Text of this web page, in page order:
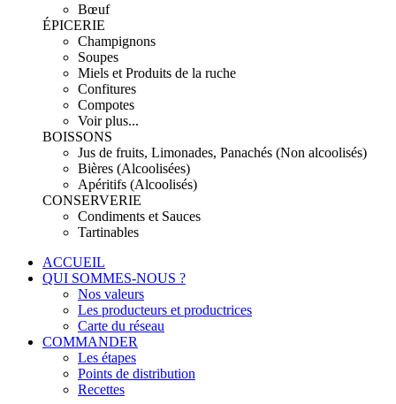
Bœuf
ÉPICERIE
Champignons
Soupes
Miels et Produits de la ruche
Confitures
Compotes
Voir plus...
BOISSONS
Jus de fruits, Limonades, Panachés (Non alcoolisés)
Bières (Alcoolisées)
Apéritifs (Alcoolisés)
CONSERVERIE
Condiments et Sauces
Tartinables
ACCUEIL
QUI SOMMES-NOUS ?
Nos valeurs
Les producteurs et productrices
Carte du réseau
COMMANDER
Les étapes
Points de distribution
Recettes